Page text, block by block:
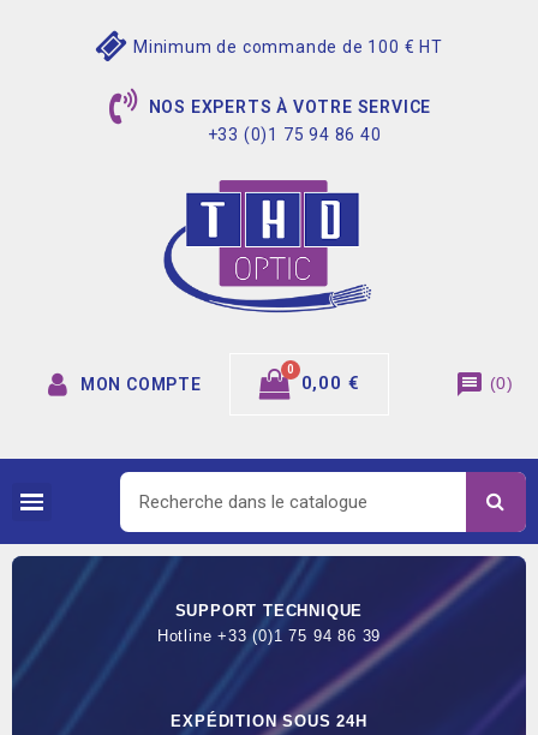
Minimum de commande de 100 € HT
NOS EXPERTS À VOTRE SERVICE
+33 (0)1 75 94 86 40
MON COMPTE 0,00 € message (0)
SUPPORT TECHNIQUE
Hotline +33 (0)1 75 94 86 39
EXPÉDITION SOUS 24H